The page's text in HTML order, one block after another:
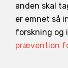
anden skal
er emnet så
forskning og
prævention